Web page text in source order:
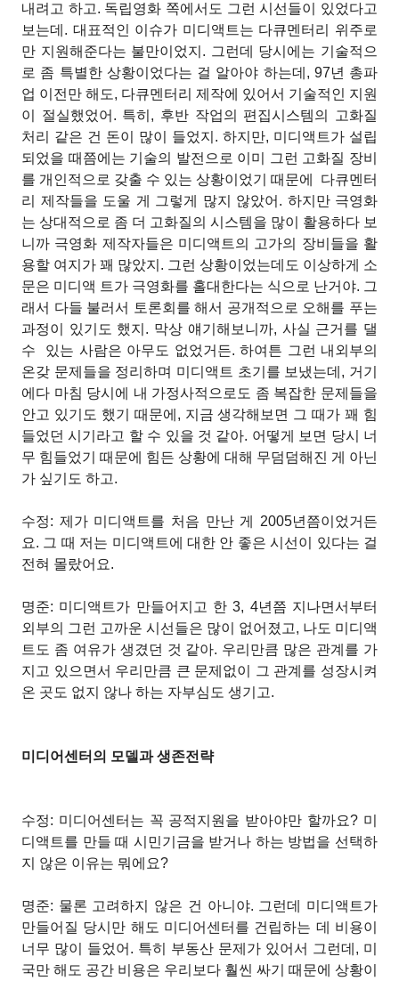
내려고 하고. 독립영화 쪽에서도 그런 시선들이 있었다고
보는데. 대표적인 이슈가 미디액트는 다큐멘터리 위주로
만 지원해준다는 불만이었지. 그런데 당시에는 기술적으
로 좀 특별한 상황이었다는 걸 알아야 하는데, 97년 총파
업 이전만 해도, 다큐멘터리 제작에 있어서 기술적인 지원
이 절실했었어. 특히, 후반 작업의 편집시스템의 고화질
처리 같은 건 돈이 많이 들었지. 하지만, 미디액트가 설립
되었을 때쯤에는 기술의 발전으로 이미 그런 고화질 장비
를 개인적으로 갖출 수 있는 상황이었기 때문에
다큐멘터
리 제작들을 도울 게 그렇게 많지 않았어. 하지만 극영화
는 상대적으로 좀 더 고화질의 시스템을 많이 활용하다 보
니까 극영화 제작자들은 미디액트의 고가의 장비들을 활
용할 여지가 꽤 많았지. 그런 상황이었는데도 이상하게 소
문은 미디액 트가 극영화를 홀대한다는 식으로 난거야. 그
래서 다들 불러서 토론회를 해서 공개적으로 오해를 푸는
과정이 있기도 했지. 막상 얘기해보니까, 사실 근거를 댈
수
있는 사람은 아무도 없었거든. 하여튼 그런 내외부의
온갖 문제들을 정리하며 미디액트 초기를 보냈는데, 거기
에다 마침 당시에 내 가정사적으로도 좀 복잡한 문제들을
안고 있기도 했기 때문에, 지금 생각해보면 그 때가 꽤 힘
들었던 시기라고 할 수 있을 것 같아. 어떻게 보면 당시 너
무 힘들었기 때문에 힘든 상황에 대해 무덤덤해진 게 아닌
가 싶기도 하고.
수정: 제가 미디액트를 처음 만난 게 2005년쯤이었거든
요. 그 때 저는 미디액트에 대한 안 좋은 시선이 있다는 걸
전혀 몰랐어요.
명준: 미디액트가 만들어지고 한 3, 4년쯤 지나면서부터
외부의 그런 고까운 시선들은 많이 없어졌고, 나도 미디액
트도 좀 여유가 생겼던 것 같아. 우리만큼 많은 관계를 가
지고 있으면서 우리만큼 큰 문제없이 그 관계를 성장시켜
온 곳도 없지 않나 하는 자부심도 생기고.
미디어센터의 모델과 생존전략
수정: 미디어센터는 꼭 공적지원을 받아야만 할까요? 미
디액트를 만들 때 시민기금을 받거나 하는 방법을 선택하
지 않은 이유는 뭐에요?
명준: 물론 고려하지 않은 건 아니야. 그런데 미디액트가
만들어질 당시만 해도 미디어센터를 건립하는 데 비용이
너무 많이 들었어. 특히 부동산 문제가 있어서 그런데, 미
국만 해도 공간 비용은 우리보다 훨씬 싸기 때문에 상황이